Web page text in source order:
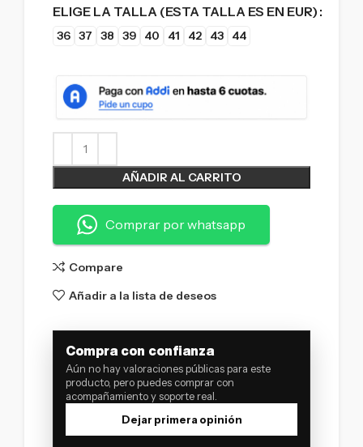
ELIGE LA TALLA (ESTA TALLA ES EN EUR)
36 37 38 39 40 41 42 43 44
AÑADIR AL CARRITO
Comprar por whatsapp
Compare
Añadir a la lista de deseos
Compra con confianza
Aún no hay valoraciones públicas para este
producto, pero puedes comprar con
acompañamiento y soporte real.
Dejar primera opinión